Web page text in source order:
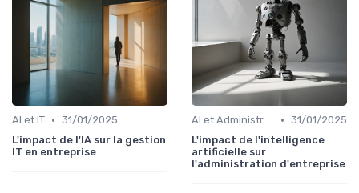
AI et IT • 31/01/2025
L'impact de l'IA sur la gestion
IT en entreprise
AI et Administration • 31/01/2025
L'impact de l'intelligence
artificielle sur
l'administration d'entreprise